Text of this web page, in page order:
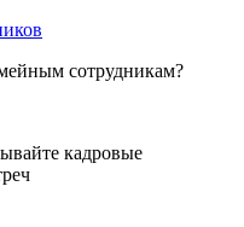
сотрудникам?
кадровые